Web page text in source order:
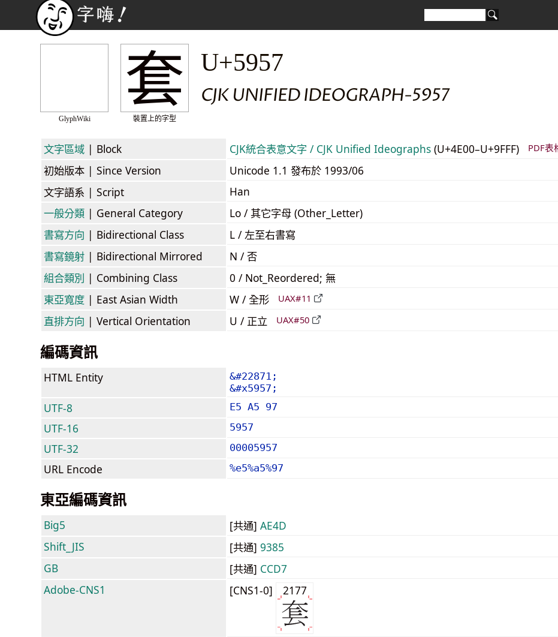
GlyphWiki
套
裝置上的字型
U+5957
CJK UNIFIED IDEOGRAPH-5957
文字區域 | Block CJK統合表意文字 / CJK Unified Ideographs (U+4E00–U+9FFF) PDF表
初始版本 | Since Version
Unicode 1.1 發布於 1993/06
文字語系 | Script
Han
一般分類 | General Category
Lo / 其它字母 (Other_Letter)
書寫方向 | Bidirectional Class
L / 左至右書寫
書寫鏡射 | Bidirectional Mirrored
N / 否
組合類別 | Combining Class
0 / Not_Reordered; 無
東亞寬度 | East Asian Width W / 全形 UAX#11
直排方向 | Vertical Orientation U / 正立 UAX#50
編碼資訊
HTML Entity
&#22871;
&#x5957;
UTF-8 E5 A5 97
UTF-16 5957
UTF-32 00005957
URL Encode %e5%a5%97
東亞編碼資訊
Big5 [共通] AE4D
Shift_JIS
[共通] 9385
GB
[共通] CCD7
Adobe-CNS1
[CNS1-0] 2177